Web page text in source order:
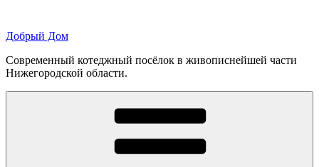
содержимому
Добрый Дом
Современный котеджный посёлок в живописнейшей части
Нижегородской области.